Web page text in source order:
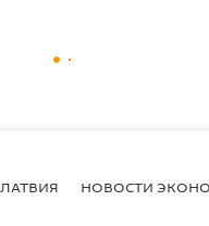
ЛАТВИЯ НОВОСТИ